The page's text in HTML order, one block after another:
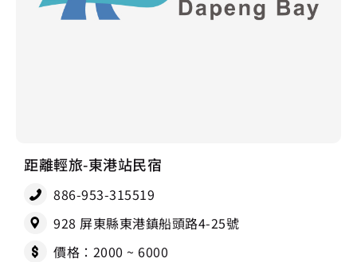
距離輕旅-東港站民宿
886-953-315519
928 屏東縣東港鎮船頭路4-25號
價格：2000 ~ 6000